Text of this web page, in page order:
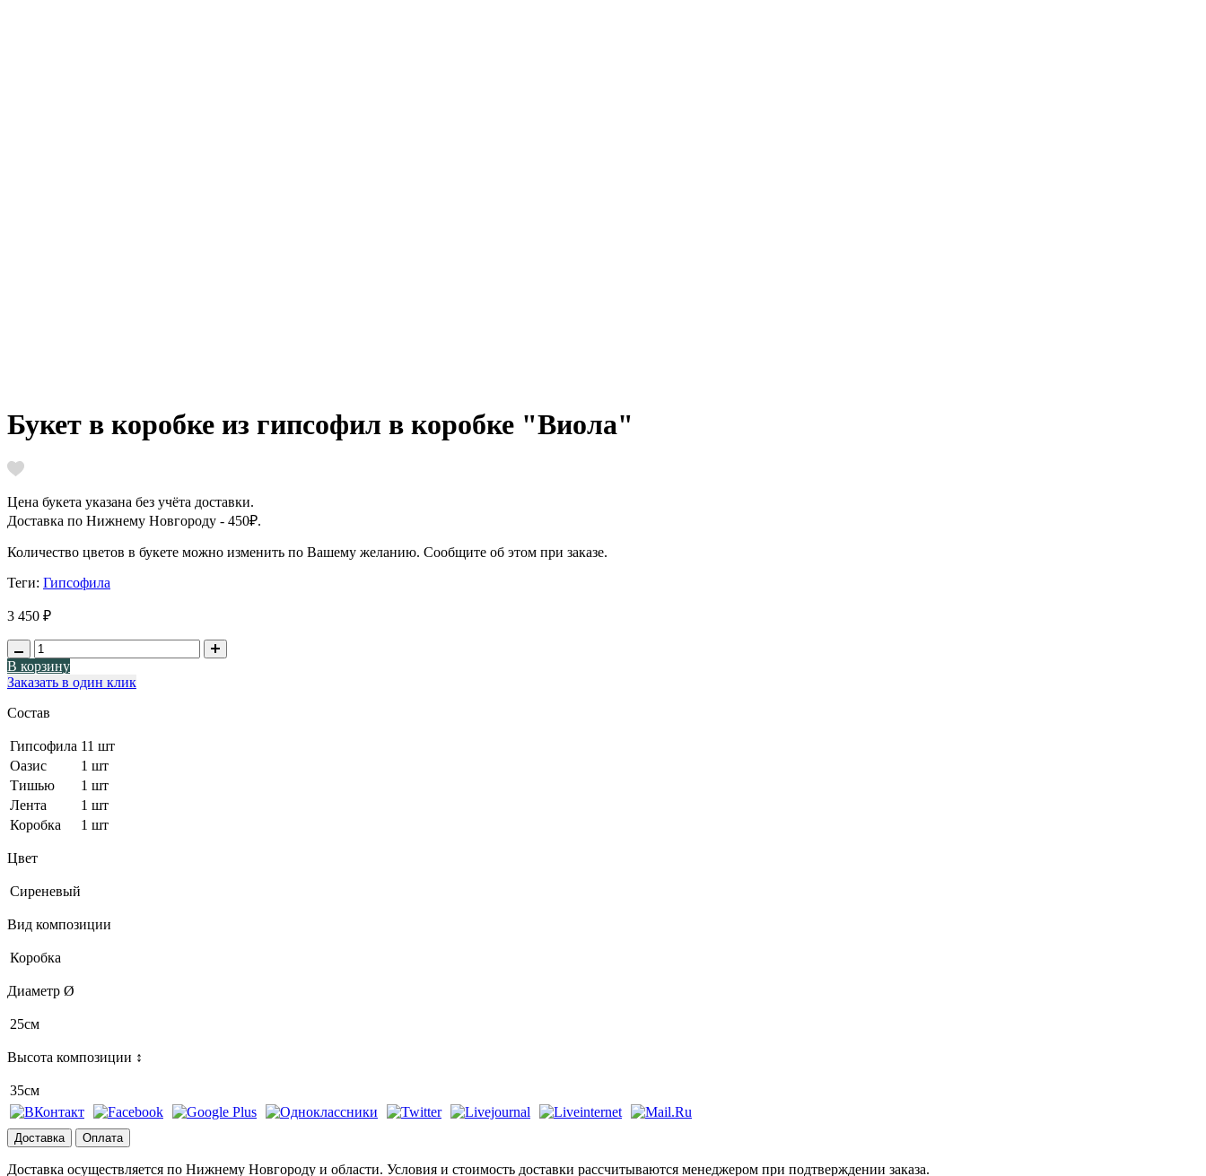
Букет в коробке из гипсофил в коробке "Виола"
Цена букета указана без учёта доставки.
Доставка по Нижнему Новгороду - 450₽.
Количество цветов в букете можно изменить по Вашему желанию. Сообщите об этом при заказе.
Теги: Гипсофила
3 450 ₽
В корзину
Заказать в один клик
Состав
Гипсофила 11 шт
Оазис
1 шт
Тишью
1 шт
Лента
1 шт
Коробка
1 шт
Цвет
Сиреневый
Вид композиции
Коробка
Диаметр Ø
25см
Высота композиции ↕
35см
Доставка Оплата
Доставка осуществляется по Нижнему Новгороду и области. Условия и стоимость доставки рассчитываются менеджером при подтверждении заказа.